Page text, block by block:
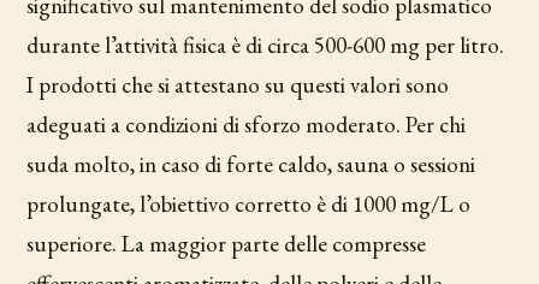
durante l’attività fisica è di circa 500-600 mg per litro.
I prodotti che si attestano su questi valori sono
adeguati a condizioni di sforzo moderato. Per chi
suda molto, in caso di forte caldo, sauna o sessioni
prolungate, l’obiettivo corretto è di 1000 mg/L o
superiore. La maggior parte delle compresse